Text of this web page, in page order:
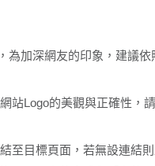
加深網友的印象，建議
站Logo的美觀與正確性，
至目標頁面，若無設連結